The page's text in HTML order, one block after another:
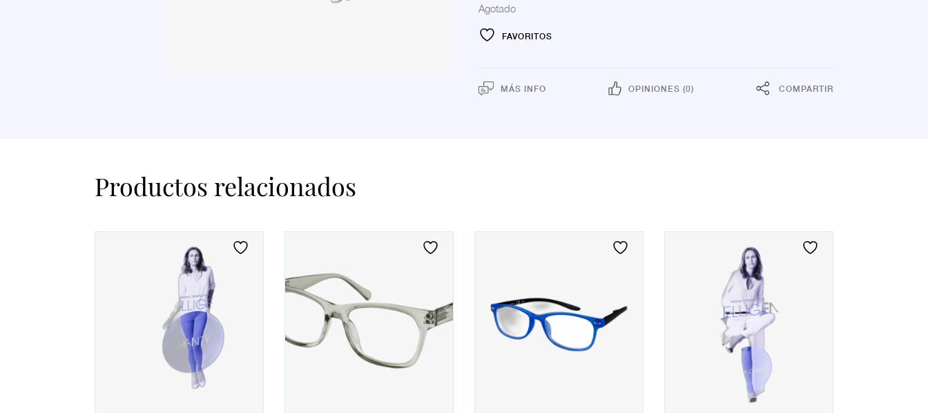
Agotado
FAVORITOS
MÁS INFO OPINIONES (0) COMPARTIR
Productos relacionados